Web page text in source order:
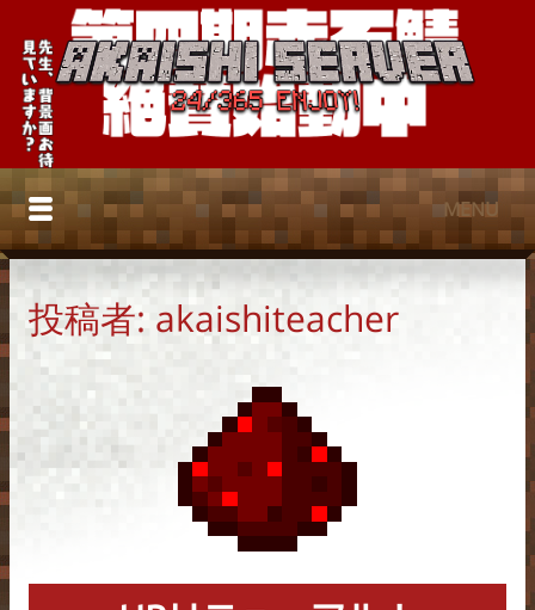
MENU
入塾規則
よくありそうな質問
投稿者: akaishiteacher